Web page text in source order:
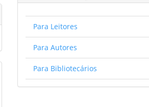
Para Leitores
Para Autores
Para Bibliotecários